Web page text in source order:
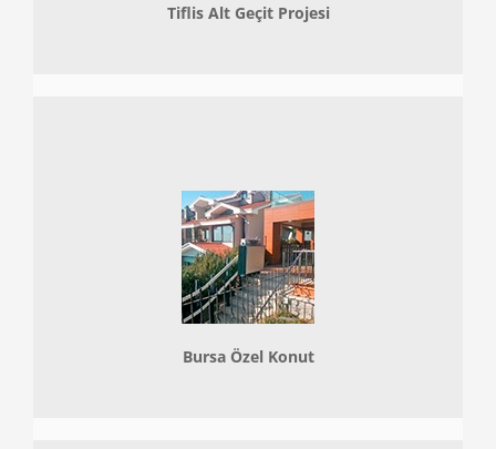
Tiflis Alt Geçit Projesi
Bursa Özel Konut